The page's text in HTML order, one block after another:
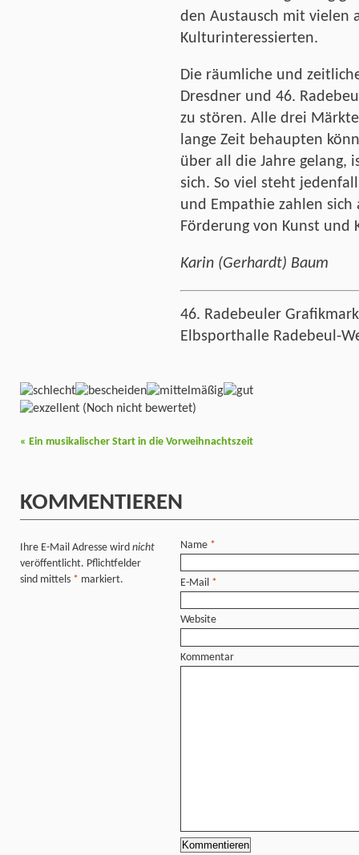
den Austausch mit vielen
Kulturinteressierten.
Die räumliche und
Dresdner und 46.
zu stören. Alle drei
lange Zeit behaupten
über all die Jahre gelang,
sich. So viel steht
und Empathie zahlen
Förderung von Kunst und
Karin (Gerhardt) Baum
46. Radebeuler
Elbsporthalle Radebeul-
(Noch nicht bewertet)
« Ein musikalischer Start in die Vorweihnachtszeit
KOMMENTIEREN
Ihre E-Mail Adresse wird nicht
veröffentlicht. Pflichtfelder
sind mittels * markiert.
Name *
E-Mail *
Website
Kommentar